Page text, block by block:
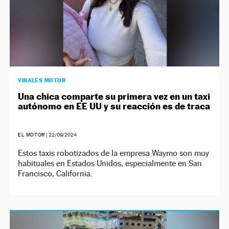
VIRALES MOTOR
Una chica comparte su primera vez en un taxi
autónomo en EE UU y su reacción es de traca
EL MOTOR | 22/09/2024
Estos taxis robotizados de la empresa Waymo son muy
habituales en Estados Unidos, especialmente en San
Francisco, California.